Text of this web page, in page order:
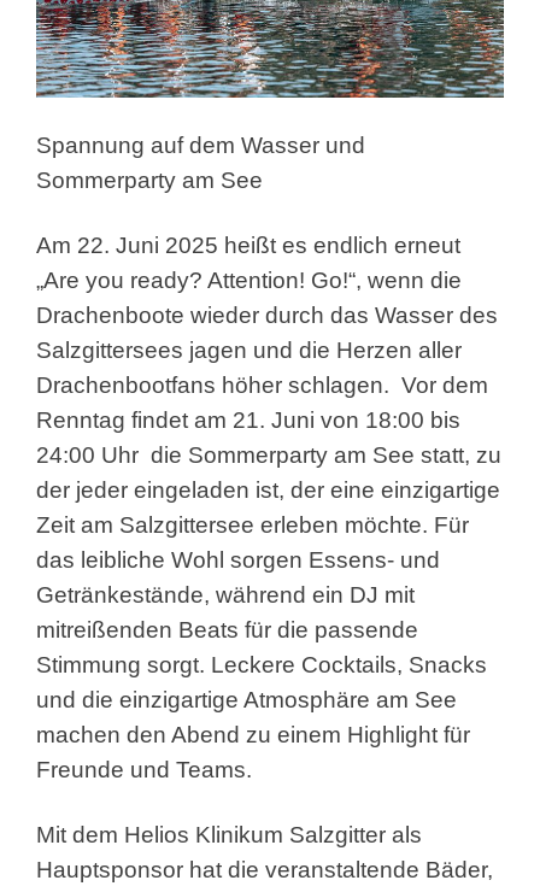
Spannung auf dem Wasser und
Sommerparty am See
Am 22. Juni 2025 heißt es endlich erneut
„Are you ready? Attention! Go!“, wenn die
Drachenboote wieder durch das Wasser des
Salzgittersees jagen und die Herzen aller
Drachenbootfans höher schlagen. Vor dem
Renntag findet am 21. Juni von 18:00 bis
24:00 Uhr die Sommerparty am See statt, zu
der jeder eingeladen ist, der eine einzigartige
Zeit am Salzgittersee erleben möchte. Für
das leibliche Wohl sorgen Essens- und
Getränkestände, während ein DJ mit
mitreißenden Beats für die passende
Stimmung sorgt. Leckere Cocktails, Snacks
und die einzigartige Atmosphäre am See
machen den Abend zu einem Highlight für
Freunde und Teams.
Mit dem Helios Klinikum Salzgitter als
Hauptsponsor hat die veranstaltende Bäder,